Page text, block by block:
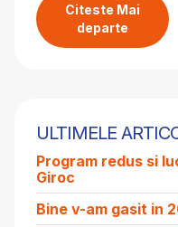
Citeste Mai
departe
ULTIMELE
Program redus si
Giroc
Bine v-am gasit in